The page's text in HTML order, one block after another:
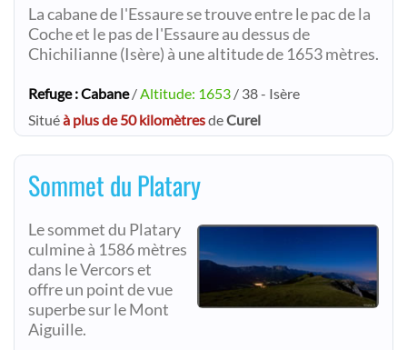
La cabane de l'Essaure se trouve entre le pac de la
Coche et le pas de l'Essaure au dessus de
Chichilianne (Isère) à une altitude de 1653 mètres.
Refuge : Cabane/ Altitude: 1653 / 38 - Isère
Situéà plus de 50 kilomètresdeCurel
Sommet du Platary
Le sommet du Platary
culmine à 1586 mètres
dans le Vercors et
offre un point de vue
superbe sur le Mont
Aiguille.